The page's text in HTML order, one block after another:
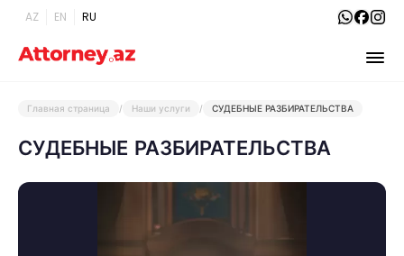
AZ EN RU
Главная страница / Наши услуги / СУДЕБНЫЕ РАЗБИРАТЕЛЬСТВА
СУДЕБНЫЕ РАЗБИРАТЕЛЬСТВА